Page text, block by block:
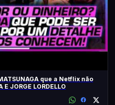
que a Netflix não
E JORGE LORDELLO